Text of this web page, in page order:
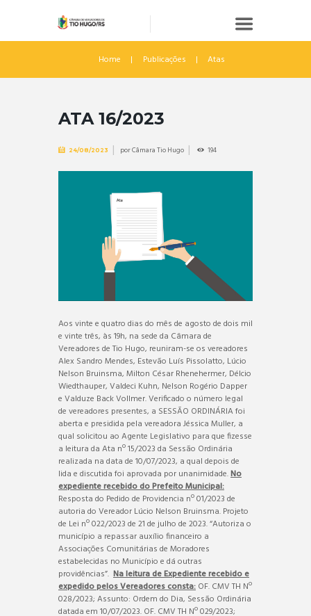
Home Publicações Atas
ATA 16/2023
24/08/2023 porCâmara Tio Hugo 194
Aos vinte e quatro dias do mês de agosto de dois mil
e vinte três, às 19h, na sede da Câmara de
Vereadores de Tio Hugo, reuniram-se os vereadores
Alex Sandro Mendes, Estevão Luís Pissolatto, Lúcio
Nelson Bruinsma, Milton César Rhenehermer, Délcio
Wiedthauper, Valdeci Kuhn, Nelson Rogério Dapper
e Valduze Back Vollmer. Verificado o número legal
de vereadores presentes, a SESSÃO ORDINÁRIA foi
aberta e presidida pela vereadora Jéssica Muller, a
qual solicitou ao Agente Legislativo para que fizesse
a leitura da Ata nº 15/2023 da Sessão Ordinária
realizada na data de 10/07/2023, a qual depois de
lida e discutida foi aprovada por unanimidade.No
expediente recebido do Prefeito Municipal:
Resposta do Pedido de Providencia nº 01/2023 de
autoria do Vereador Lúcio Nelson Bruinsma. Projeto
de Lei nº 022/2023 de 21 de julho de 2023. “Autoriza o
município a repassar auxílio financeiro a
Associações Comunitárias de Moradores
estabelecidas no Município e dá outras
providências”. Na leitura de Expediente recebido e
expedido pelos Vereadores consta: OF. CMV TH Nº
028/2023; Assunto: Ordem do Dia, Sessão Ordinária
datada em 10/07/2023. OF. CMV TH Nº 029/2023;